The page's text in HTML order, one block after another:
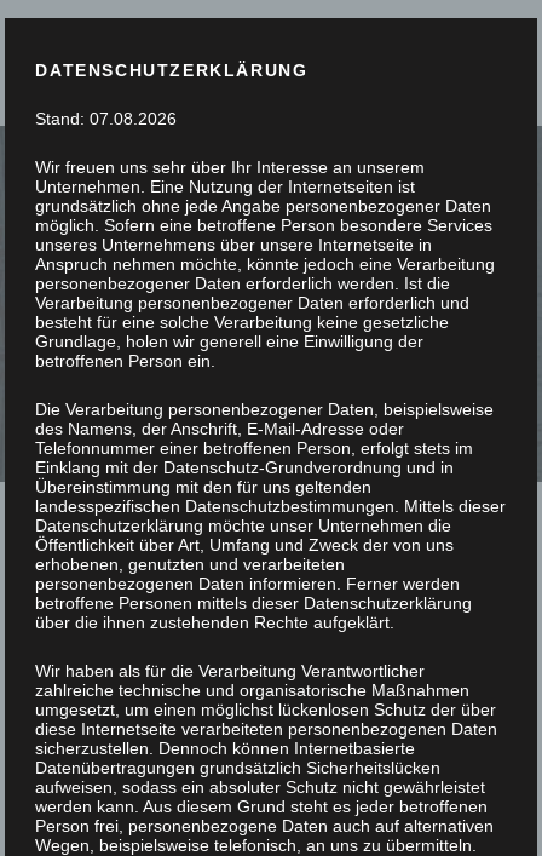
SIE STÖBERN, WIR
SCHREINERN
DATENSCHUTZERKLÄRUNG
Stand: 07.08.2026
Wir freuen uns sehr über Ihr Interesse an unserem
Unternehmen. Eine Nutzung der Internetseiten ist
grundsätzlich ohne jede Angabe personenbezogener Daten
möglich. Sofern eine betroffene Person besondere Services
unseres Unternehmens über unsere Internetseite in
Anspruch nehmen möchte, könnte jedoch eine Verarbeitung
personenbezogener Daten erforderlich werden. Ist die
Verarbeitung personenbezogener Daten erforderlich und
besteht für eine solche Verarbeitung keine gesetzliche
Grundlage, holen wir generell eine Einwilligung der
betroffenen Person ein.
Die Verarbeitung personenbezogener Daten, beispielsweise
des Namens, der Anschrift, E-Mail-Adresse oder
Telefonnummer einer betroffenen Person, erfolgt stets im
Einklang mit der Datenschutz-Grundverordnung und in
Übereinstimmung mit den für uns geltenden
landesspezifischen Datenschutzbestimmungen. Mittels dieser
Datenschutzerklärung möchte unser Unternehmen die
Öffentlichkeit über Art, Umfang und Zweck der von uns
erhobenen, genutzten und verarbeiteten
personenbezogenen Daten informieren. Ferner werden
betroffene Personen mittels dieser Datenschutzerklärung
über die ihnen zustehenden Rechte aufgeklärt.
Wir haben als für die Verarbeitung Verantwortlicher
zahlreiche technische und organisatorische Maßnahmen
umgesetzt, um einen möglichst lückenlosen Schutz der über
diese Internetseite verarbeiteten personenbezogenen Daten
sicherzustellen. Dennoch können Internetbasierte
Datenübertragungen grundsätzlich Sicherheitslücken
aufweisen, sodass ein absoluter Schutz nicht gewährleistet
werden kann. Aus diesem Grund steht es jeder betroffenen
Person frei, personenbezogene Daten auch auf alternativen
Wegen, beispielsweise telefonisch, an uns zu übermitteln.